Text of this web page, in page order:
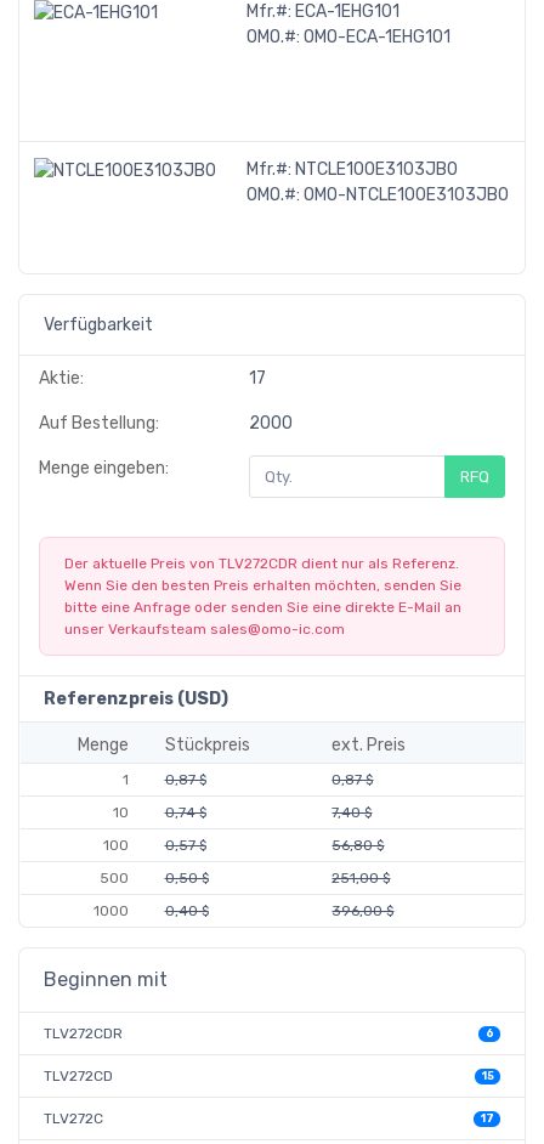
Mfr.#: ECA-1EHG101
OMO.#: OMO-ECA-1EHG101
Mfr.#: NTCLE100E3103JB0
OMO.#: OMO-NTCLE100E3103JB0
Verfügbarkeit
Aktie: 17
Auf Bestellung: 2000
Menge eingeben: RFQ
Der aktuelle Preis von TLV272CDR dient nur als Referenz.
Wenn Sie den besten Preis erhalten möchten, senden Sie
bitte eine Anfrage oder senden Sie eine direkte E-Mail an
unser Verkaufsteam sales@omo-ic.com
Referenzpreis (USD)
Menge Stückpreis ext. Preis
1 0,87 $
0,87 $
10
0,74 $
7,40 $
100
0,57 $
56,80 $
500
0,50 $
251,00 $
1000
0,40 $ 396,00 $
Beginnen mit
TLV272CDR 6
TLV272CD 15
TLV272C 17